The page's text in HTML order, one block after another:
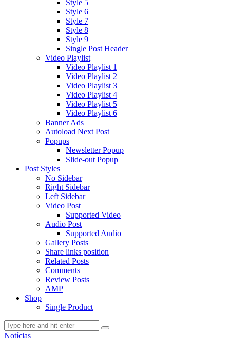
Style 5
Style 6
Style 7
Style 8
Style 9
Single Post Header
Video Playlist
Video Playlist 1
Video Playlist 2
Video Playlist 3
Video Playlist 4
Video Playlist 5
Video Playlist 6
Banner Ads
Autoload Next Post
Popups
Newsletter Popup
Slide-out Popup
Post Styles
No Sidebar
Right Sidebar
Left Sidebar
Video Post
Supported Video
Audio Post
Supported Audio
Gallery Posts
Share links position
Related Posts
Comments
Review Posts
AMP
Shop
Single Product
Notícias